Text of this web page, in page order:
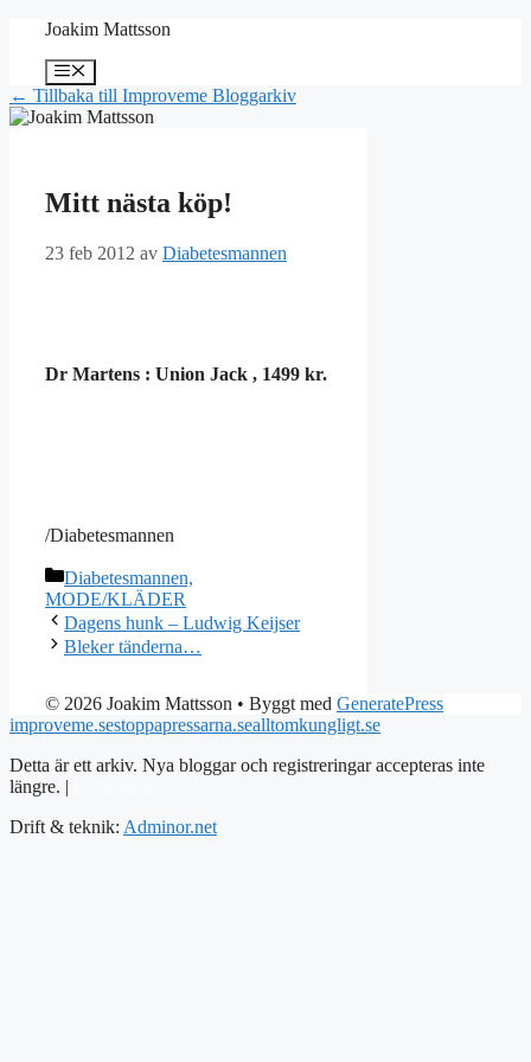
Hoppa
innehåll
Joakim Mattsson
Meny
← Tillbaka till Improveme Bloggarkiv
Mitt nästa köp!
23 feb 2012 av Diabetesmannen
Dr Martens : Union Jack , 1499 kr.
/Diabetesmannen
Kategorier
Diabetesmannen,
MODE/KLÄDER
Dagens hunk – Ludwig Keijser
Bleker tänderna…
© 2026 Joakim Mattsson • Byggt med GeneratePress
improveme.sestoppapressarna.sealltomkungligt.se
Detta är ett arkiv. Nya bloggar och registreringar accepteras inte
längre. |
Drift & teknik: Adminor.net